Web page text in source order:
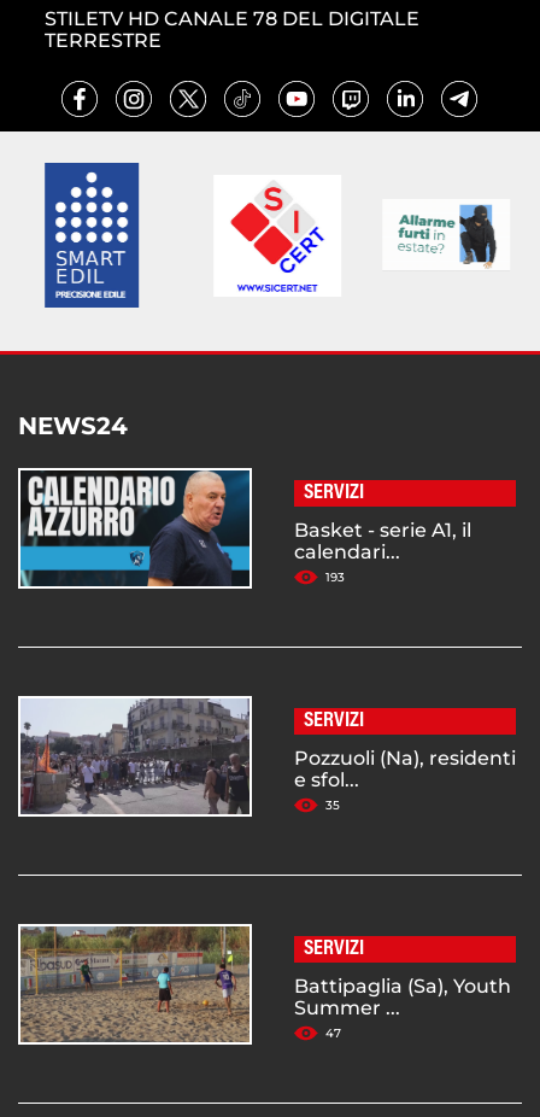
STILETV HD CANALE 78 DEL DIGITALE
TERRESTRE
NEWS24
SERVIZI
Basket - serie A1, il
calendari...
193
SERVIZI
Pozzuoli (Na), residenti
e sfol...
35
SERVIZI
Battipaglia (Sa), Youth
Summer ...
47